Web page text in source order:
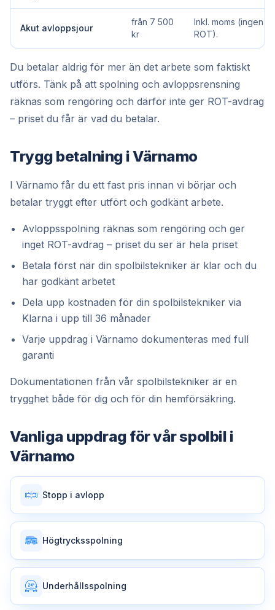
Akut avloppsjour
från 7 500
kr
Inkl. moms (ingen
ROT).
Du betalar aldrig för mer än det arbete som faktiskt
utförs. Tänk på att spolning och avloppsrensning
räknas som rengöring och därför inte ger ROT-avdrag
– priset du får är vad du betalar.
Trygg betalning i Värnamo
I Värnamo får du ett fast pris innan vi börjar och
betalar tryggt efter utfört och godkänt arbete.
Avloppsspolning räknas som rengöring och ger
inget ROT-avdrag – priset du ser är hela priset
Betala först när din spolbilstekniker är klar och du
har godkänt arbetet
Dela upp kostnaden för din spolbilstekniker via
Klarna i upp till 36 månader
Varje uppdrag i Värnamo dokumenteras med full
garanti
Dokumentationen från vår spolbilstekniker är en
trygghet både för dig och för din hemförsäkring.
Vanliga uppdrag för vårspolbil i
Värnamo
Stopp i avlopp
Högtrycksspolning
Underhållsspolning